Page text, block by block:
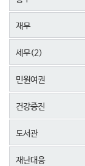
재무
세무(2)
민원여권
건강증진
도서관
재난대응